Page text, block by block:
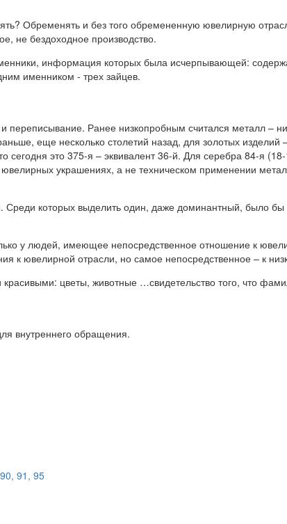
Обременять и без того обремененную ювелирную
не бездоходное производство.
информация которых была исчерпывающей:
именником - трех зайцев.
Ранее низкопробным считался металл –
еще несколько столетий назад, для золотых изделий
сегодня это 375-я – эквивалент 36-й. Для серебра 84-я
украшениях, а не техническом применении
которых выделить один, даже доминантный, было бы
у людей, имеющее непосредственное отношение к
ювелирной отрасли, но самое непосредственное – к
цветы, животные …свидетельство того, что
внутреннего обращения.
91, 95